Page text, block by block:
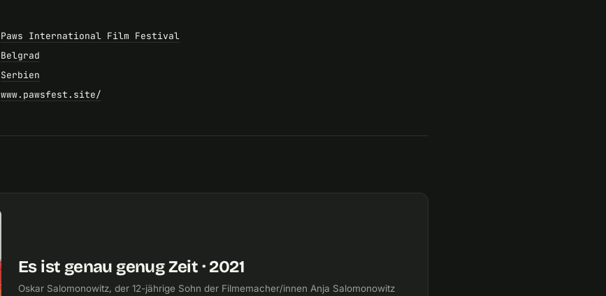
Paws International Film Festival
Belgrad
Serbien
www.pawsfest.site/
Es ist genau genug Zeit · 2021
Oskar Salomonowitz, der 12-jährige Sohn der Filmemacher/innen Anja Salomonowitz